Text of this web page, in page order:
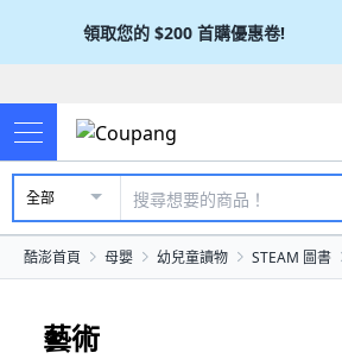
領取您的 $200 首購優惠卷!
全部
酷澎首頁 母嬰 幼兒童讀物 STEAM 圖書
藝術